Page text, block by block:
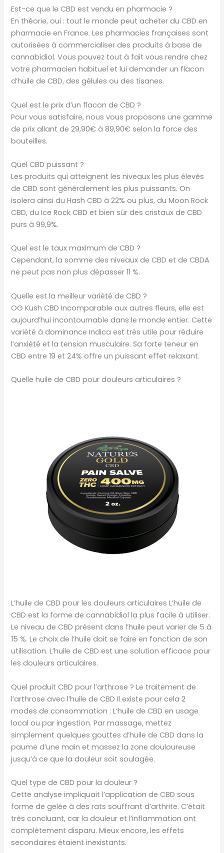
Est-ce que le CBD est vendu en pharmacie ?
En théorie, oui : tout le monde peut acheter du CBD en
pharmacie en France. Les pharmacies françaises sont
autorisées à commercialiser des produits à base de
cannabidiol. Vous pouvez tout à fait vous rendre chez
votre pharmacien habituel et lui demander un flacon
d’huile de CBD, des gélules ou des tisanes.
Quel est le prix d’un flacon de CBD ?
Pour vous satisfaire, nous vous proposons une gamme
de prix allant de 29,90€ à 89,90€ selon la force des
bouteilles.
Quel CBD puissant ?
Les produits qui atteignent les niveaux les plus élevés
de CBD sont généralement les plus puissants. On
isolera ainsi du Hash CBD à 22% ou plus, du Moon Rock
CBD, du Ice Rock CBD et bien sûr des cristaux de CBD
purs à 99,9%.
Quel est le taux maximum de CBD ?
Cependant, la somme des niveaux de CBD et de CBDA
ne peut pas non plus dépasser 11 %.
Quelle est la meilleur variété de CBD ?
OG Kush CBD Incomparable aux autres fleurs, elle est
aujourd’hui incontournable dans le monde entier. Cette
variété à dominance Indica est très utile pour réduire
l’anxiété et la tension musculaire. Sa forte teneur en
CBD entre 19 et 24% offre un puissant effet relaxant.
Quelle huile de CBD pour douleurs articulaires ?
L’huile de CBD pour les douleurs articulaires L’huile de
CBD est la forme de cannabidiol la plus facile à utiliser.
Le niveau de CBD présent dans l’huile peut varier de 5 à
15 %. Le choix de l’huile doit se faire en fonction de son
utilisation. L’huile de CBD est une solution efficace pour
les douleurs articulaires.
Quel produit CBD pour l’arthrose ? Le traitement de
l’arthrose avec l’huile de CBD Il existe pour cela 2
modes de consommation : L’huile de CBD en usage
local ou par ingestion. Par massage, mettez
simplement quelques gouttes d’huile de CBD dans la
paume d’une main et massez la zone douloureuse
jusqu’à ce que la douleur soit soulagée.
Quel type de CBD pour la douleur ?
Cette analyse impliquait l’application de CBD sous
forme de gelée à des rats souffrant d’arthrite. C’était
très concluant, car la douleur et l’inflammation ont
complètement disparu. Mieux encore, les effets
secondaires étaient inexistants.